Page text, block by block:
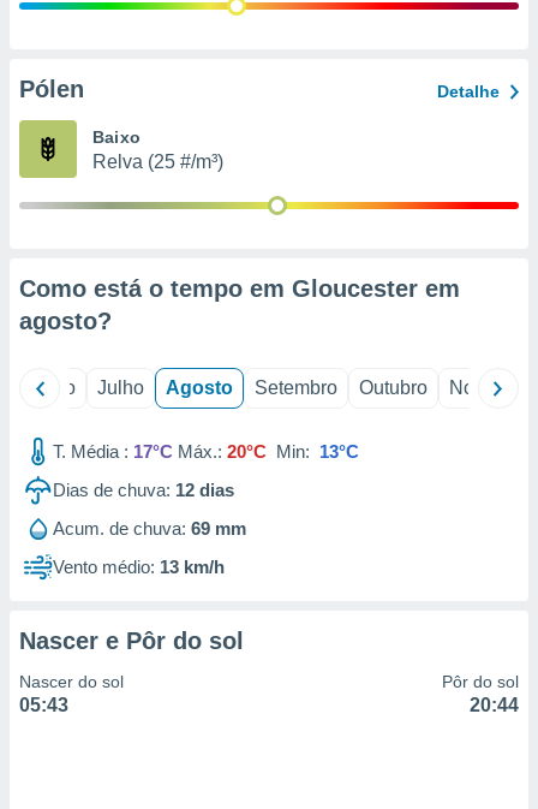
e
de
Pólen Detalhe
Baixo
Relva (25 #/m³)
Como está o tempo em Gloucester em
agosto?
Junho Julho Agosto Setembro Outubro Novembro
T. Média : 17°C Máx.: 20°C Min: 13°C
Dias de chuva: 12 dias
Acum. de chuva: 69 mm
Vento médio: 13 km/h
Nascer e Pôr do sol
Nascer do sol
05:43
Pôr do sol
20:44